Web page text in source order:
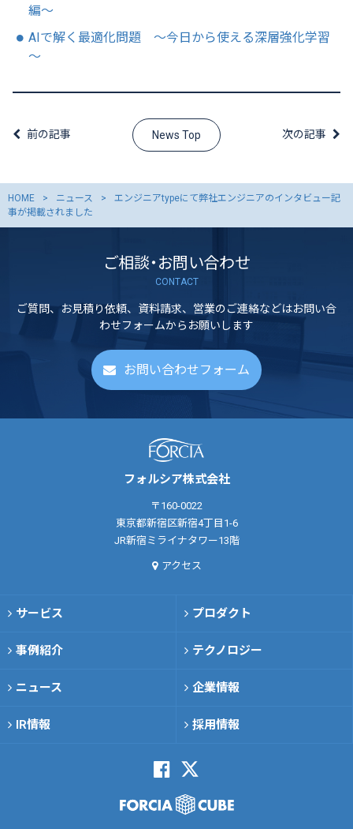
編～
AIで解く最適化問題 ～今日から使える深層強化学習
～
前の記事 News Top 次の記事
HOME ニュース
エンジニアtypeにて弊社エンジニアのインタビュー記
事が掲載されました
ご相談・お問い合わせ
CONTACT
ご質問、お見積り依頼、資料請求、営業のご連絡などはお問い合
わせフォームからお願いします
お問い合わせフォーム
フォルシア株式会社
〒160-0022
東京都新宿区新宿4丁目1-6
JR新宿ミライナタワー13階
アクセス
サービス プロダクト
事例紹介 テクノロジー
ニュース 企業情報
IR情報 採用情報